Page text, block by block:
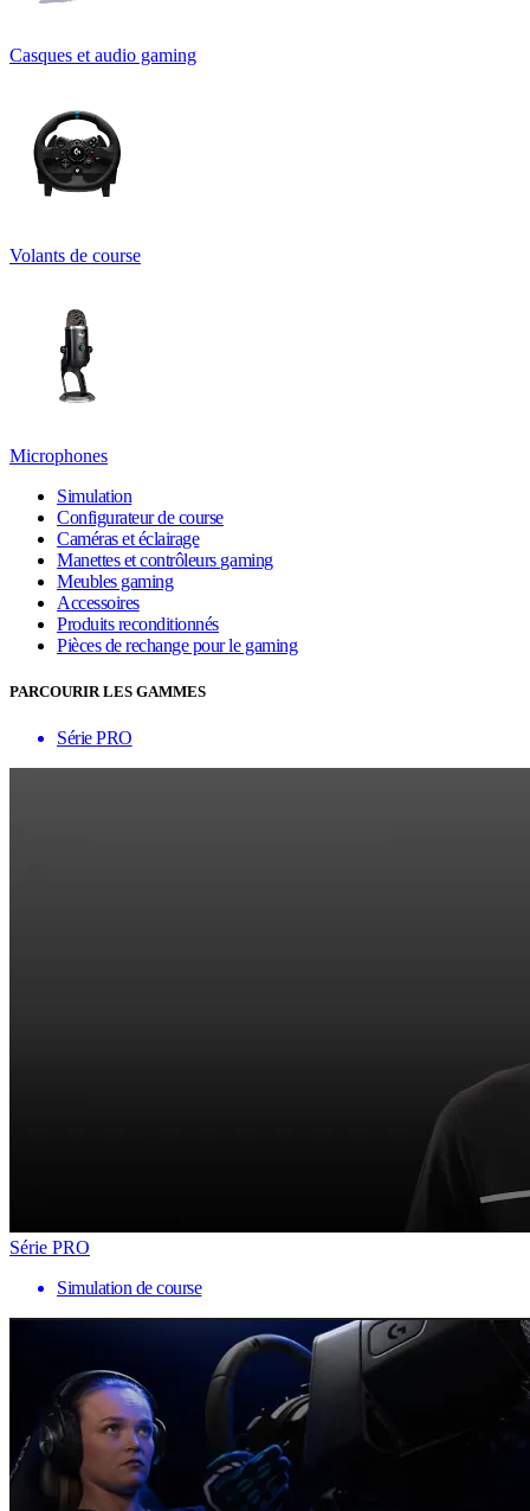
Casques et audio gaming
Volants de course
Microphones
Simulation
Configurateur de course
Caméras et éclairage
Manettes et contrôleurs gaming
Meubles gaming
Accessoires
Produits reconditionnés
Pièces de rechange pour le gaming
PARCOURIR LES GAMMES
Série PRO
Série PRO
Simulation de course